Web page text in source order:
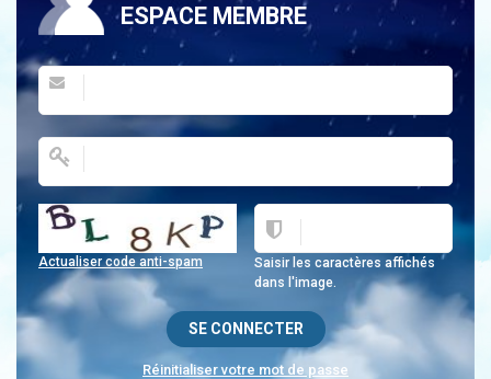
ESPACE MEMBRE
Saisir les caractères affichés
dans l'image.
Actualiser code anti-spam
Réinitialiser votre mot de passe